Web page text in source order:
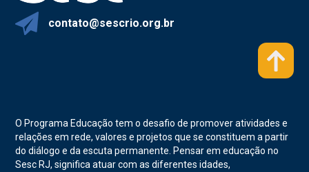
contato@sescrio.org.br
O Programa Educação tem o desafio de promover atividades e
relações em rede, valores e projetos que se constituem a partir
do diálogo e da escuta permanente. Pensar em educação no
Sesc RJ, significa atuar com as diferentes idades,